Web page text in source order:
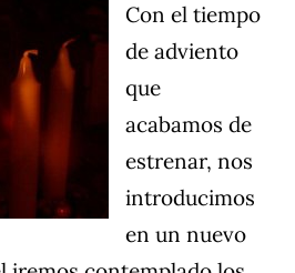
Con el tiempo
de adviento
que
acabamos de
estrenar, nos
introducimos
en un nuevo